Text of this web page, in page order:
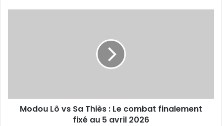
finalement
Modou Lô vs Sa Thiès : Le combat finalement
fixé au 5 avril 2026